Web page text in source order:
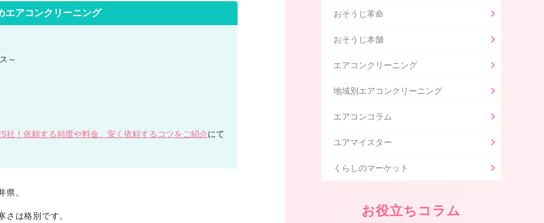
エアコンクリーニング
～
社！依頼する頻度や料金、安く依頼するコツをご紹介にて
県。
さは格別です。
おそうじ革命
おそうじ本舗
エアコンクリーニング
地域別エアコンクリーニング
エアコンコラム
ユアマイスター
くらしのマーケット
お役立ちコラム